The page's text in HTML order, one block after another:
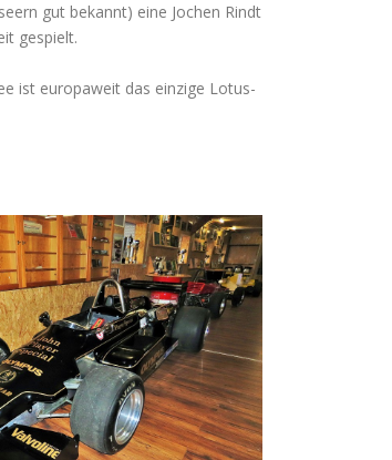
gut bekannt) eine Jochen Rindt
gespielt.
ist europaweit das einzige Lotus-